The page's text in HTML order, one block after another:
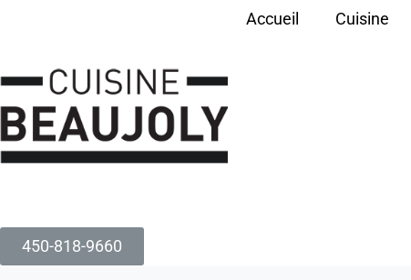
Accueil Cuisine
450-818-9660